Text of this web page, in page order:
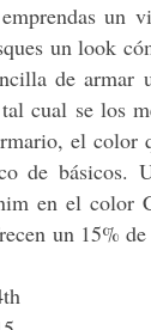
un
un look
de armar
cual se los
el color
de básicos.
en el color
un 15%